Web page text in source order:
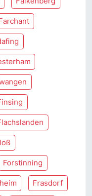
Forstinning
Frasdorf